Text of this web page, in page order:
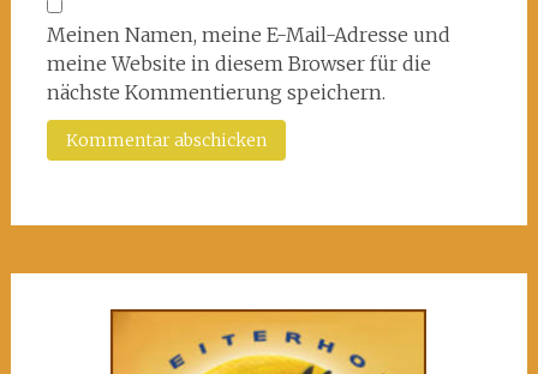
Meinen Namen, meine E-Mail-Adresse und
meine Website in diesem Browser für die
nächste Kommentierung speichern.